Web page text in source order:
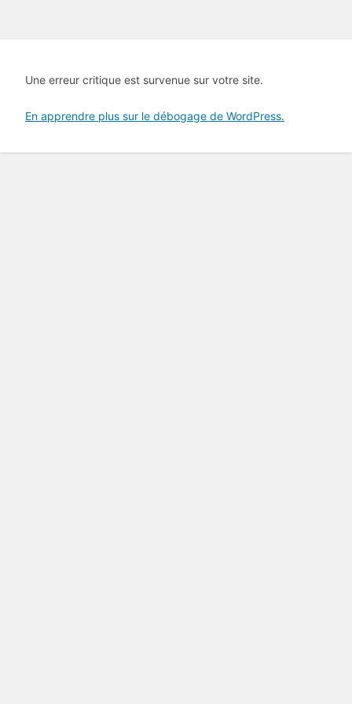
Une erreur critique est survenue sur votre site.
En apprendre plus sur le débogage de WordPress.